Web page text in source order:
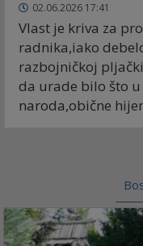
02.06.2026 17:41
Vlast je kriva za
radnika,iako
razbojničkoj
da urade bilo što
naroda,obične